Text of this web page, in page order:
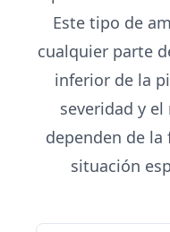
Este tipo de
cualquier parte
inferior de la
severidad y
dependen de la
situación